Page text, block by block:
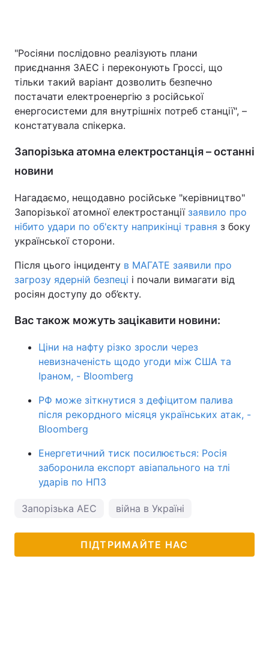
"Росіяни послідовно реалізують плани
приєднання ЗАЕС і переконують Гроссі, що
тільки такий варіант дозволить безпечно
постачати електроенергію з російської
енергосистеми для внутрішніх потреб станції", –
констатувала спікерка.
Запорізька атомна електростанція – останні
новини
Нагадаємо, нещодавно російське "керівництво"
Запорізької атомної електростанціїзаявило про
нібито удари по об'єкту наприкінці травня з боку
української сторони.
Після цього інциденту в МАГАТЕ заявили про
загрозу ядерній безпеці і почали вимагати від
росіян доступу до об’єкту.
Вас також можуть зацікавити новини:
Ціни на нафту різко зросли через
невизначеність щодо угоди між США та
Іраном, - Bloomberg
РФ може зіткнутися з дефіцитом палива
після рекордного місяця українських атак, -
Bloomberg
Енергетичний тиск посилюється: Росія
заборонила експорт авіапального на тлі
ударів по НПЗ
Запорізька АЕС війна в Україні
ПІДТРИМАЙТЕ НАС